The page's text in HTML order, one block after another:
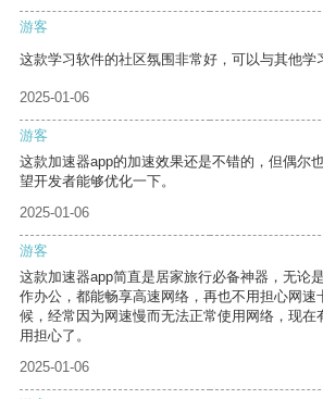
游客
这款学习软件的社区氛围非常好，可以与其他学
2025-01-06
游客
这款加速器app的加速效果还是不错的，但偶尔
望开发者能够优化一下。
2025-01-06
游客
这款加速器app简直是居家旅行必备神器，无论
作办公，都能畅享高速网络，再也不用担心网速
候，经常因为网速慢而无法正常使用网络，现在
用担心了。
2025-01-06